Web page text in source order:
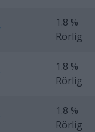
1.8 %
Rörlig
1.8 %
Rörlig
1.8 %
Rörlig